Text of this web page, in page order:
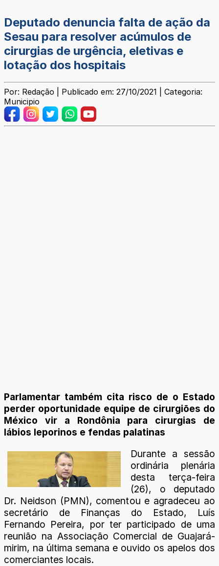
Deputado denuncia falta de ação da
Sesau para resolver acúmulos de
cirurgias de urgência, eletivas e
lotação dos hospitais
Por: Redação | Publicado em: 27/10/2021 | Categoria:
Municipio
Parlamentar também cita risco de o Estado
perder oportunidade equipe de cirurgiões do
México vir a Rondônia para cirurgias de
lábios leporinos e fendas palatinas
Durante a sessão
ordinária plenária
desta terça-feira
(26), o deputado
Dr. Neidson (PMN), comentou e agradeceu ao
secretário de Finanças do Estado, Luís
Fernando Pereira, por ter participado de uma
reunião na Associação Comercial de Guajará-
mirim, na última semana e ouvido os apelos dos
comerciantes locais.